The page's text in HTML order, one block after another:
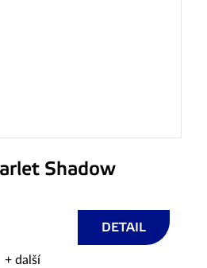
Shadow
DETAIL
+ další